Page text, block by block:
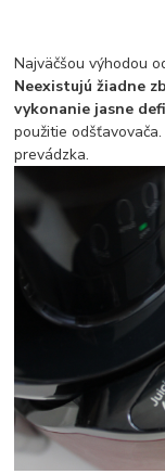
Najväčšou výhodou
Neexistujú žiadne
vykonanie jasne
použitie
prevádzka.